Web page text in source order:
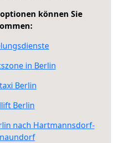
können Sie
in Berlin
Berlin
Berlin
nach Hartmannsdorf-